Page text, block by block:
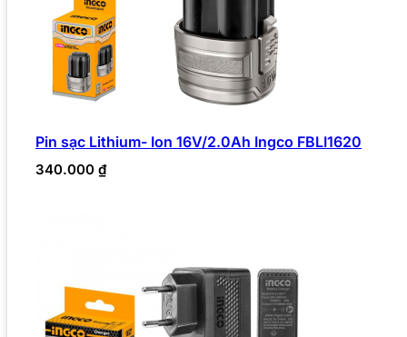
Pin sạc Lithium- Ion 16V/2.0Ah Ingco FBLI1620
340.000 ₫